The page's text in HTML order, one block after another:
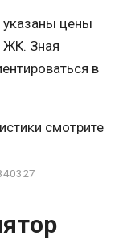
указаны цены
ЖК. Зная
в
смотрите